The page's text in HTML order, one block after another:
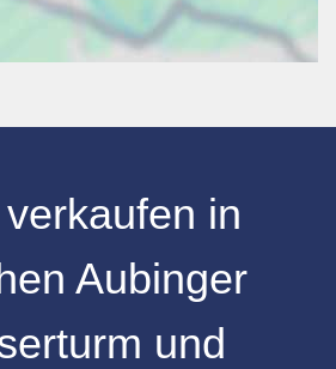
in
Aubinger
und